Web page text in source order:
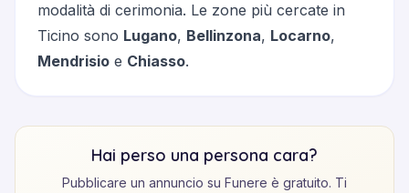
modalità di cerimonia. Le zone più cercate in
Ticino sono Lugano, Bellinzona, Locarno,
Mendrisio e Chiasso.
Hai perso una persona cara?
Pubblicare un annuncio su Funere è gratuito. Ti